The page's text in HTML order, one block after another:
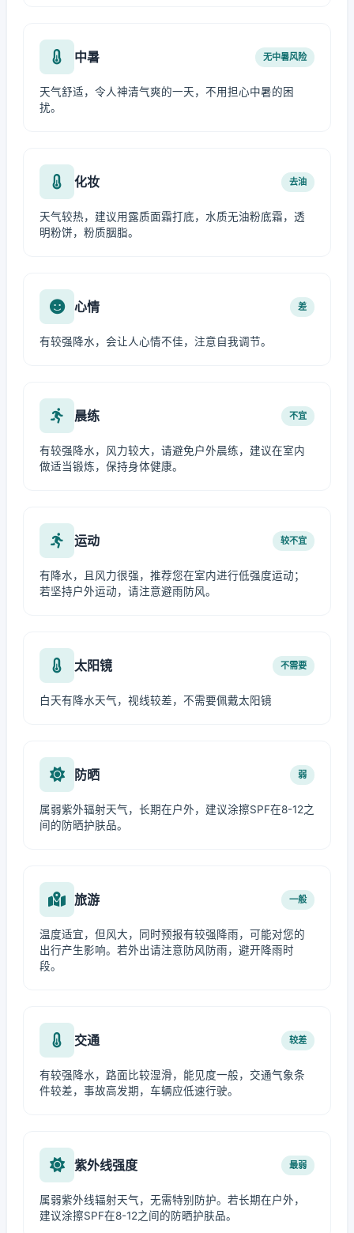
中暑 无中暑风险
天气舒适，令人神清气爽的一天，不用担心中暑的困
扰。
化妆 去油
天气较热，建议用露质面霜打底，水质无油粉底霜，透
明粉饼，粉质胭脂。
心情 差
有较强降水，会让人心情不佳，注意自我调节。
晨练 不宜
有较强降水，风力较大，请避免户外晨练，建议在室内
做适当锻炼，保持身体健康。
运动 较不宜
有降水，且风力很强，推荐您在室内进行低强度运动；
若坚持户外运动，请注意避雨防风。
太阳镜 不需要
白天有降水天气，视线较差，不需要佩戴太阳镜
防晒 弱
属弱紫外辐射天气，长期在户外，建议涂擦SPF在8-12之
间的防晒护肤品。
旅游 一般
温度适宜，但风大，同时预报有较强降雨，可能对您的
出行产生影响。若外出请注意防风防雨，避开降雨时
段。
交通 较差
有较强降水，路面比较湿滑，能见度一般，交通气象条
件较差，事故高发期，车辆应低速行驶。
紫外线强度 最弱
属弱紫外线辐射天气，无需特别防护。若长期在户外，
建议涂擦SPF在8-12之间的防晒护肤品。